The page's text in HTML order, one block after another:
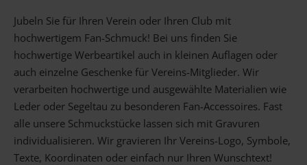
Schlüsselanhänger
Gesamtes Sortiment
Damen Herren Paare Freunde
Kinder
Allergiker
Trauernde Unternehmen mehr…
Die schönsten Gravuren
Jubeln Sie für Ihren Verein oder Ihren Club mit
hochwertigem Fan-Schmuck! Bei uns finden Sie
hochwertige Werbeartikel auch in kleinen Auflagen oder
auch einzelne Geschenke für Vereins-Mitglieder. Wir
verarbeiten hochwertige und ausgewählte Materialien wie
Leder oder Segeltau zu besonderen Fan-Accessoires. Fast
alle unsere Schmuckstücke lassen sich mit Gravuren
individualisieren. Wir gravieren Ihr Vereins-Logo, Symbole,
Texte, Koordinaten oder einfach nur Ihren Wunschtext!